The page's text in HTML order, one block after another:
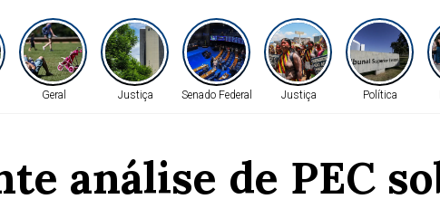
Geral Justiça Senado Federal Justiça Política
análise de PEC